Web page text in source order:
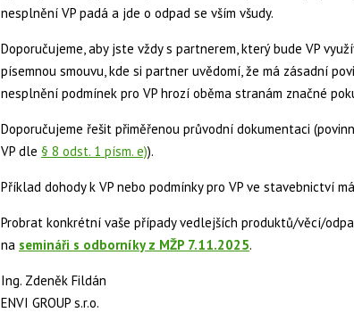
nesplnění VP padá a jde o odpad se vším všudy.
Doporučujeme, aby jste vždy s partnerem, který bude VP
písemnou smouvu, kde si partner uvědomí, že má zásadní
nesplnění podmínek pro VP hrozí oběma stranám značné
Doporučujeme řešit přiměřenou průvodní dokumentaci
VP dle § 8 odst. 1 písm. e)).
Příklad dohody k VP nebo podmínky pro VP ve stavebnictví
Probrat konkrétní vaše případy vedlejších produktů/věcí/
na semináři s odborníky z MŽP 7.11.2025.
Ing. Zdeněk Fildán
ENVI GROUP s.r.o.